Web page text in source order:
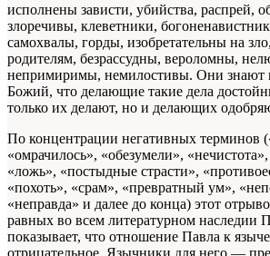
исполнены зависти, убийства, распрей,
злоречивы, клеветники,
самохвалы, горды, изобретательны на
родителям, безрассудны, вероломны,
непримиримы, немилостивы. Они знают
Божий, что делающие такие дела
только их делают, но и делающих
По концентрации негативных терминов
«омрачилось», «обезумели»,
«ложь», «постыдные страсти»,
«похоть», «срам», «превратный ум»,
«неправда» и далее до конца) этот
равных во всем литературном наследии
показывает, что отношение Павла к
отрицательное. Язычники для него —